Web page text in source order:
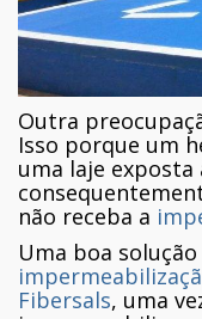
Outra
Isso porque um
uma laje
não receba a
Uma boa solução
Fibersals, uma